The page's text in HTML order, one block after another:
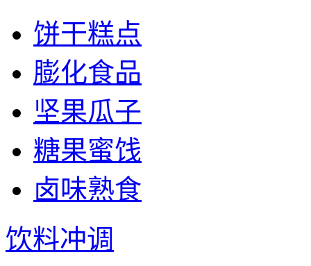
饼干糕点
膨化食品
坚果瓜子
糖果蜜饯
卤味熟食
饮料冲调